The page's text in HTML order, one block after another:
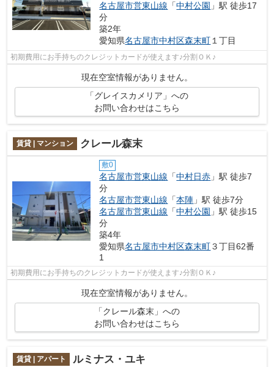
名古屋市営東山線 「中村公園 」駅 徒歩17
分
築2年
愛知県名古屋市中村区森末町１丁目
初期費用にお手持ちのクレジットカードが使えます♪分割ＯＫ♪
現在空室情報がありません。
「グレイスカメリア」への
お問い合わせはこちら
賃貸 | マンション クレール森末
敷0
名古屋市営東山線 「中村日赤 」駅 徒歩7
分
名古屋市営東山線 「本陣 」駅 徒歩7分
名古屋市営東山線 「中村公園 」駅 徒歩15
分
築4年
愛知県名古屋市中村区森末町３丁目62番
1
初期費用にお手持ちのクレジットカードが使えます♪分割ＯＫ♪
現在空室情報がありません。
「クレール森末」への
お問い合わせはこちら
賃貸 | アパート ルミナス・ユキ